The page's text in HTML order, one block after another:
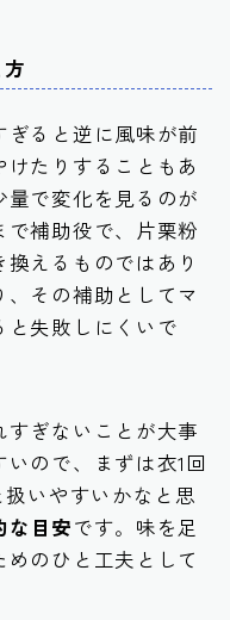
ると逆に風味が前
たりすることもあ
量で変化を見るのが
補助役で、片栗粉
えるものではあり
その補助としてマ
と失敗しにくいで
ぎないことが大事
ので、まずは衣1回
いやすいかなと思
な目安です。味を足
のひと工夫として